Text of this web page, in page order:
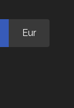
Eur